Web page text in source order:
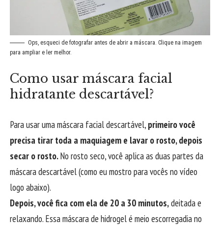
Ops, esqueci de fotografar antes de abrir a máscara. Clique na imagem
para ampliar e ler melhor.
Como usar máscara facial
hidratante descartável?
Para usar uma máscara facial descartável, primeiro você
precisa tirar toda a maquiagem e lavar o rosto, depois
secar o rosto.No rosto seco, você aplica as duas partes da
máscara descartável (como eu mostro para vocês no vídeo
logo abaixo).
Depois, você fica com ela de 20 a 30 minutos,deitada e
relaxando. Essa máscara de hidrogel é meio escorregadia no